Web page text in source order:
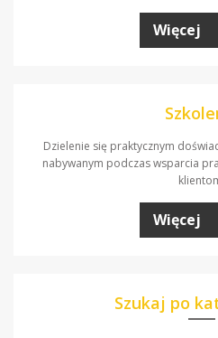
Więcej
Dzielenie się praktycznym
nabywanym podczas wsparcia
Więcej
Szukaj po